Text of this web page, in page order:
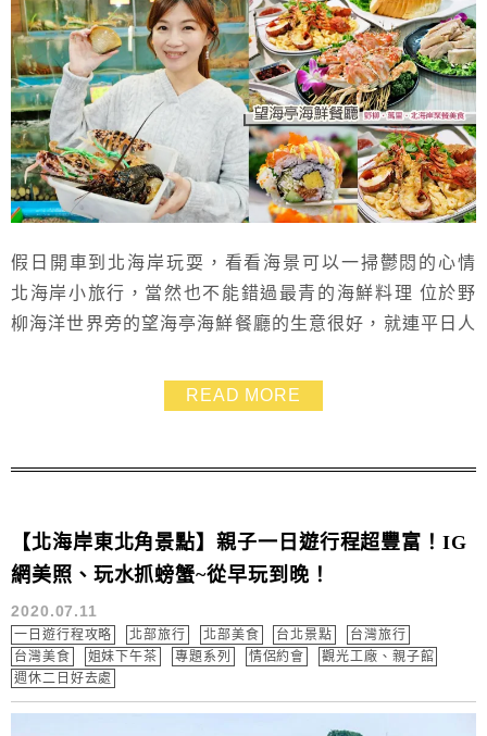
假日開車到北海岸玩耍，看看海景可以一掃鬱悶的心情
北海岸小旅行，當然也不能錯過最青的海鮮料理 位於野
柳海洋世界旁的望海亭海鮮餐廳的生意很好，就連平日人
場可免費停車，不用自己找車位超方便 吃完飯再安排到
野柳海洋世界、野柳地質公園玩耍 豐富的親子一日遊有
READ MORE
【北海岸東北角景點】親子一日遊行程超豐富！IG
網美照、玩水抓螃蟹~從早玩到晚！
2020.07.11
一日遊行程攻略 北部旅行 北部美食 台北景點
台灣旅行
台灣美食
姐妹下午茶 專題系列 情侶約會
觀光工廠、親子館
週休二日好去處